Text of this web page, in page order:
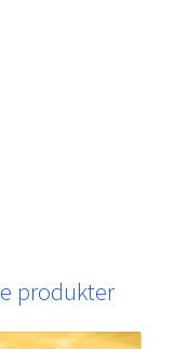
produkter